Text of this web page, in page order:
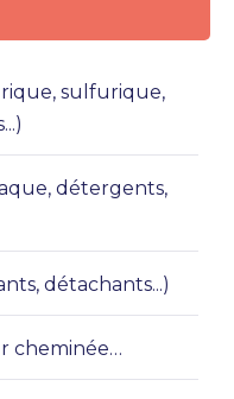
sulfurique,
détergents,
détachants...)
cheminée…